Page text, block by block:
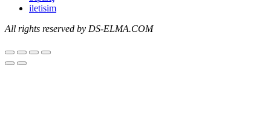
iletisim
All rights reserved by DS-ELMA.COM